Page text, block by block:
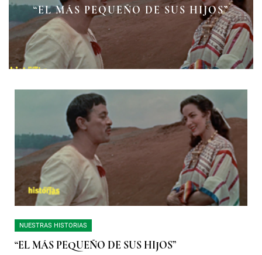
“EL MÁS PEQUEÑO DE SUS HIJOS”
CIUDAD
GUADALUPANOS DE NUEVA
ESPAÑA
NUESTRAS HISTORIAS
“EL MÁS PEQUEÑO DE SUS HIJOS”